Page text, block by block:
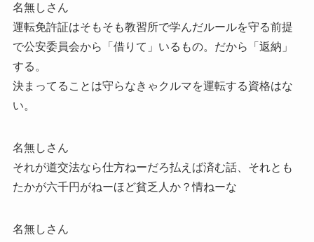
名無しさん
運転免許証はそもそも教習所で学んだルールを守る前提
で公安委員会から「借りて」いるもの。だから「返納」
する。
決まってることは守らなきゃクルマを運転する資格はな
い。
名無しさん
それが道交法なら仕方ねーだろ払えば済む話、それとも
たかが六千円がねーほど貧乏人か？情ねーな
名無しさん